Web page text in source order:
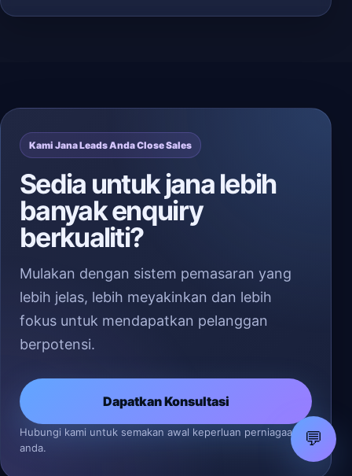
Kami Jana Leads Anda Close Sales
Sedia untuk jana lebih
banyak enquiry
berkualiti?
Mulakan dengan sistem pemasaran yang
lebih jelas, lebih meyakinkan dan lebih
fokus untuk mendapatkan pelanggan
berpotensi.
Dapatkan Konsultasi
Hubungi kami untuk semakan awal keperluan perniagaan
anda.
💬